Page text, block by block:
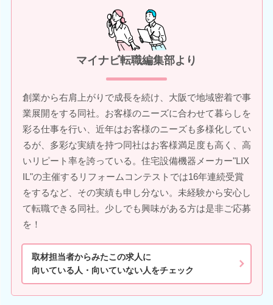
マイナビ転職編集部より
創業から右肩上がりで成長を続け、大阪で地域密着で事
業展開をする同社。お客様のニーズに合わせて暮らしを
彩る仕事を行い、近年はお客様のニーズも多様化してい
るが、多彩な実績を持つ同社はお客様満足度も高く、高
いリピート率を誇っている。住宅設備機器メーカー"LIX
IL"の主催するリフォームコンテストでは16年連続受賞
をするなど、その実績も申し分ない。未経験から安心し
て転職できる同社。少しでも興味がある方は是非ご応募
を！
取材担当者からみたこの求人に
向いている人・向いていない人をチェック